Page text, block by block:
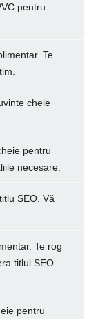
pentru
Te
cheie
pentru
necesare.
SEO. Vă
Te rog
titlul SEO
pentru